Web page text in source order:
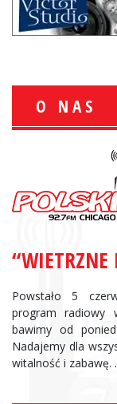
O NAS
“WIETRZNE
Powstało 5
program radiowy
bawimy od
Nadajemy dla
witalność i zabawę.